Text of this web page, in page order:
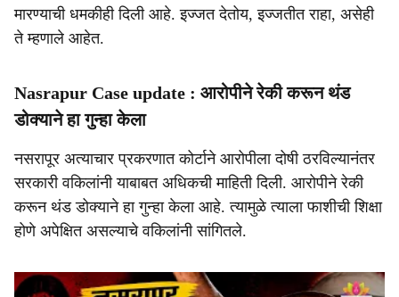
मारण्याची धमकीही दिली आहे. इज्जत देतोय, इज्जतीत राहा, असेही
ते म्हणाले आहेत.
Nasrapur Case update : आरोपीने रेकी करून थंड
डोक्याने हा गुन्हा केला
नसरापूर अत्याचार प्रकरणात कोर्टाने आरोपीला दोषी ठरविल्यानंतर
सरकारी वकिलांनी याबाबत अधिकची माहिती दिली. आरोपीने रेकी
करून थंड डोक्याने हा गुन्हा केला आहे. त्यामुळे त्याला फाशीची शिक्षा
होणे अपेक्षित असल्याचे वकिलांनी सांगितले.